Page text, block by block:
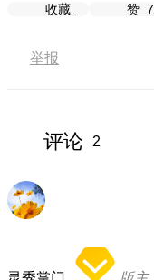
收藏 赞 7
举报
评论 2